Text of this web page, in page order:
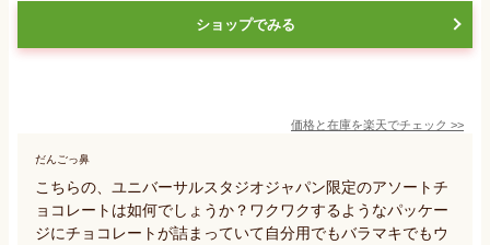
ショップでみる
価格と在庫を楽天でチェック >>
だんごっ鼻
こちらの、ユニバーサルスタジオジャパン限定のアソートチ
ョコレートは如何でしょうか？ワクワクするようなパッケー
ジにチョコレートが詰まっていて自分用でもバラマキでもウ